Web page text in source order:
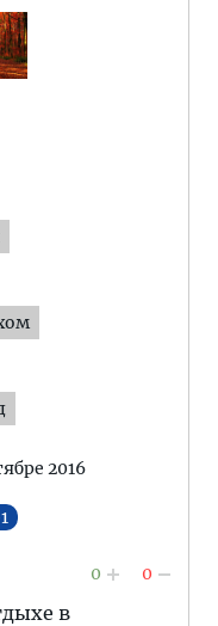
2016
1
0 0
в